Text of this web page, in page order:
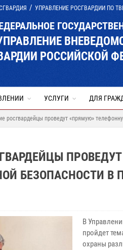
УПРАВЛЕНИЕ РОСГВАРДИИ ПО
РОССИЙСКОЙ
УСЛУГИ ДЛЯ
росгвардейцы проведут «прямую»
БЕЗОПАСНОСТИ В
В
пройдет
охраны